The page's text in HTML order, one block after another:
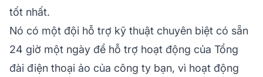
tốt nhất.
Nó có một đội hỗ trợ kỹ thuật chuyên biệt có sẵn
24 giờ một ngày để hỗ trợ hoạt động của Tổng
đài điện thoại ảo của công ty bạn, vì hoạt động